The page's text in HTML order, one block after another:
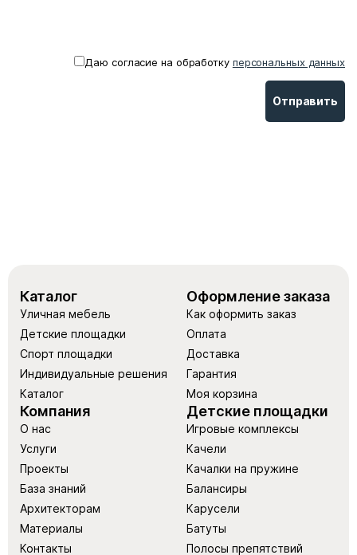
Даю согласие на обработку персональных данных
Каталог
Уличная мебель
Детские площадки
Спорт площадки
Индивидуальные решения
Каталог
Оформление заказа
Как оформить заказ
Оплата
Доставка
Гарантия
Моя корзина
Компания
О нас
Услуги
Проекты
База знаний
Архитекторам
Материалы
Контакты
Детские площадки
Игровые комплексы
Качели
Качалки на пружине
Балансиры
Карусели
Батуты
Полосы препятствий